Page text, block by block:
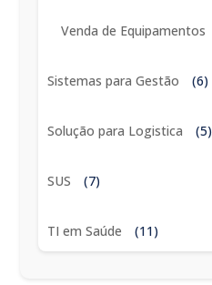
Venda de Equipamentos
Sistemas para Gestão (6)
Solução para Logistica (5)
SUS (7)
TI em Saúde (11)